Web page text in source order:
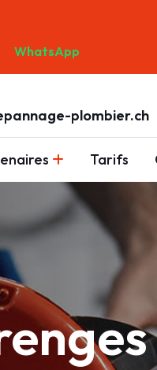
WhatsApp
plombier.ch
Tarifs